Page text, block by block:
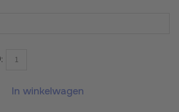
In winkelwagen